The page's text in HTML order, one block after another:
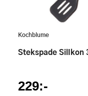
Kochblume
Stekspade SilIkon
229:-